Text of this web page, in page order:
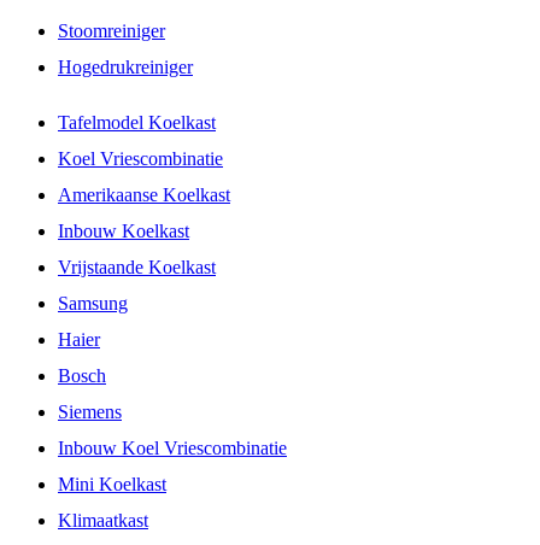
Stoomreiniger
Hogedrukreiniger
Tafelmodel Koelkast
Koel Vriescombinatie
Amerikaanse Koelkast
Inbouw Koelkast
Vrijstaande Koelkast
Samsung
Haier
Bosch
Siemens
Inbouw Koel Vriescombinatie
Mini Koelkast
Klimaatkast